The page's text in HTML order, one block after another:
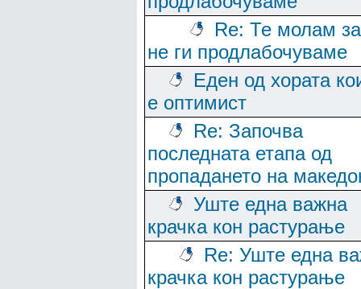
Re: Те молам
не ги продлабочуваме
Еден од хората
е оптимист
Re: Започва
последната етапа од
пропадането на
Уште една важна
крачка кон растурање
Re: Уште една
крачка кон растурање